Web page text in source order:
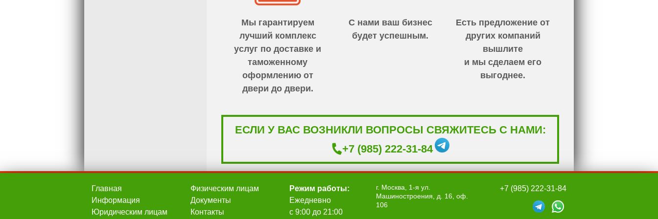
Мы гарантируем
лучший комплекс
услуг по доставке и
таможенному
оформлению от
двери до двери.
С нами ваш бизнес
будет успешным.
Есть предложение от
других компаний
вышлите
и мы сделаем его
выгоднее.
ЕСЛИ У ВАС ВОЗНИКЛИ ВОПРОСЫ СВЯЖИТЕСЬ С НАМИ:
+7 (985) 222-31-84
Главная
Информация
Юридическим лицам
Физическим лицам
Документы
Контакты
Режим работы:
Ежедневно
с 9:00 до 21:00
г. Москва, 1-я ул.
Машиностроения, д. 16, оф.
106
+7 (985) 222-31-84